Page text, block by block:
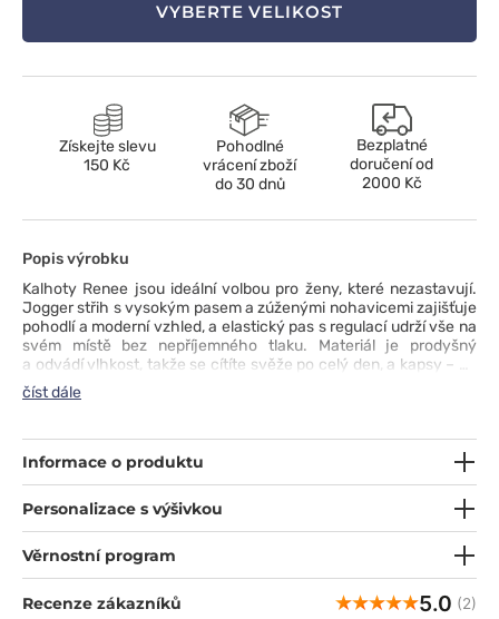
VYBERTE VELIKOST
Získejte slevu
150 Kč
Pohodlné
vrácení zboží
do 30 dnů
Bezplatné
doručení od
2000 Kč
Popis výrobku
Kalhoty Renee jsou ideální volbou pro ženy, které nezastavují.
Jogger střih s vysokým pasem a zúženými nohavicemi zajišťuje
pohodlí a moderní vzhled, a elastický pas s regulací udrží vše na
svém místě bez nepříjemného tlaku. Materiál je prodyšný
a odvádí vlhkost, takže se cítíte svěže po celý den, a kapsy – od
klasických až po cargo – zajistí, že máte všechny důležité věci
po ruce. Navíc poutek na identifikační kartu je šikovný detail,
které drží krok s vaším pracovním tempem!
číst dále
Informace o produktu
Personalizace s výšivkou
Věrnostní program
Recenze zákazníků 5.0 (2)